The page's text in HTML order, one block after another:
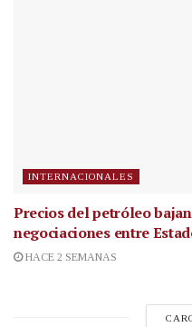
INTERNACIONALES
Precios del petróleo
negociaciones entre
HACE 2 SEMANAS